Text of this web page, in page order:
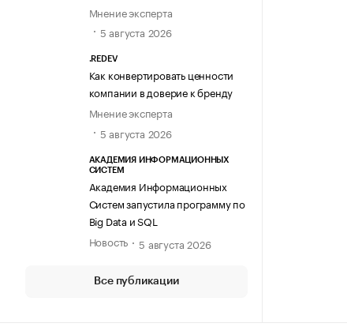
Мнение эксперта
5 августа 2026
.REDEV
Как конвертировать ценности
компании в доверие к бренду
Мнение эксперта
5 августа 2026
АКАДЕМИЯ ИНФОРМАЦИОННЫХ
СИСТЕМ
Академия Информационных
Систем запустила программу по
Big Data и SQL
Новость
5 августа 2026
Все публикации